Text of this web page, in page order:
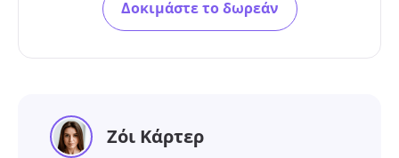
Δοκιμάστε το δωρεάν
Ζόι Κάρτερ